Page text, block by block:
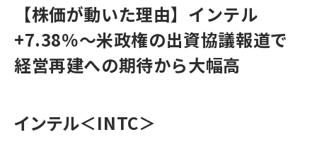
【株価が動いた理由】インテル
+7.38％～米政権の出資協議報道で
経営再建への期待から大幅高
インテル＜INTC＞